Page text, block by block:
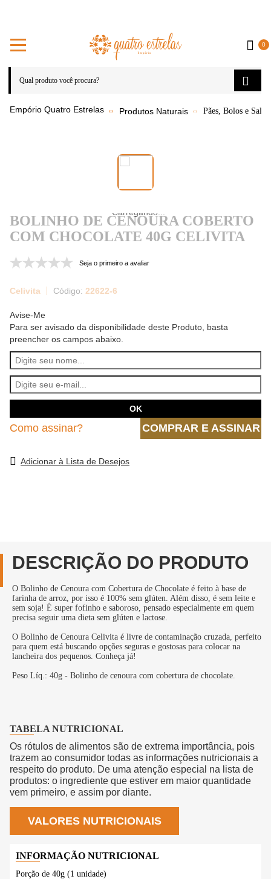
0
Produtos Naturais Pães, Bolos e
BOLINHO DE CENOURA COBERTO
COM CHOCOLATE 40G CELIVITA
Seja o primeiro a avaliar
Celivita 22622-6
Avise-Me
Para ser avisado da disponibilidade deste Produto, basta
preencher os campos abaixo.
Como assinar? COMPRAR E ASSINAR
Adicionar à Lista de Desejos
DESCRIÇÃO DO PRODUTO
O Bolinho de Cenoura com Cobertura de Chocolate é feito à base de
farinha de arroz, por isso é 100% sem glúten. Além disso, é sem leite e
sem soja! É super fofinho e saboroso, pensado especialmente em quem
precisa seguir uma dieta sem glúten e lactose.
O Bolinho de Cenoura Celivita é livre de contaminação cruzada, perfeito
para quem está buscando opções seguras e gostosas para colocar na
lancheira dos pequenos. Conheça já!
Peso Líq.: 40g - Bolinho de cenoura com cobertura de chocolate.
TABELA NUTRICIONAL
Os rótulos de alimentos são de extrema importância, pois
trazem ao consumidor todas as informações nutricionais a
respeito do produto. De uma atenção especial na lista de
produtos: o ingrediente que estiver em maior quantidade
vem primeiro, e assim por diante.
VALORES NUTRICIONAIS
Porção de 40g (1 unidade)